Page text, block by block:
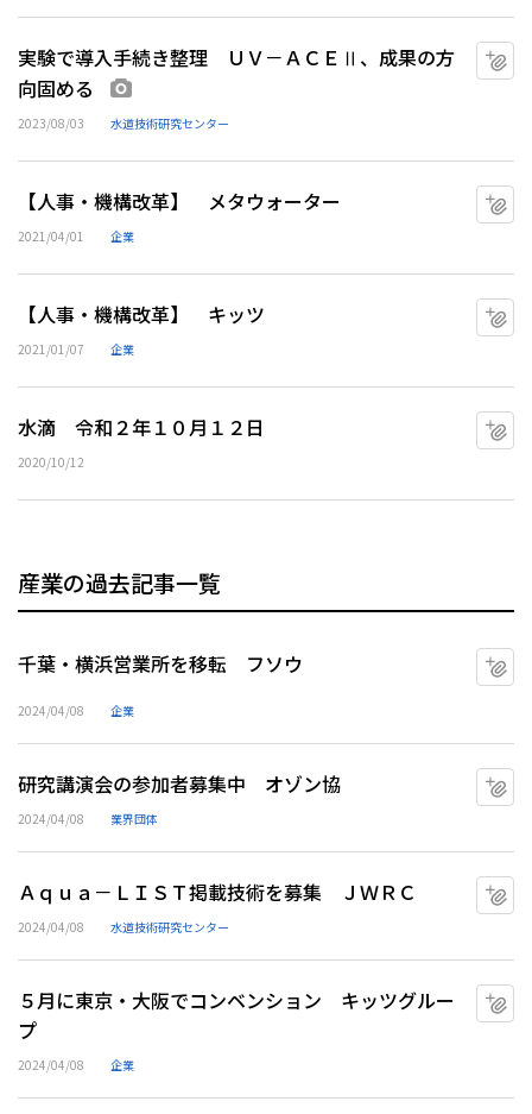
実験で導入手続き整理 ＵＶ－ＡＣＥⅡ、成果の方
向固める
2023/08/03 水道技術研究センター
【人事・機構改革】 メタウォーター
2021/04/01 企業
【人事・機構改革】 キッツ
2021/01/07 企業
水滴 令和２年１０月１２日
2020/10/12
産業の過去記事一覧
千葉・横浜営業所を移転 フソウ
2024/04/08 企業
研究講演会の参加者募集中 オゾン協
2024/04/08 業界団体
Ａｑｕａ－ＬＩＳＴ掲載技術を募集 ＪＷＲＣ
2024/04/08 水道技術研究センター
５月に東京・大阪でコンベンション キッツグルー
プ
2024/04/08 企業